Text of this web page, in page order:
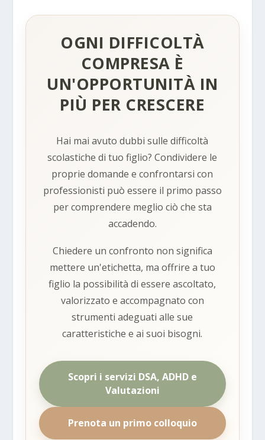
OGNI DIFFICOLTÀ
COMPRESA È
UN'OPPORTUNITÀ IN
PIÙ PER CRESCERE
Hai mai avuto dubbi sulle difficoltà
scolastiche di tuo figlio? Condividere le
proprie domande e confrontarsi con
professionisti può essere il primo passo
per comprendere meglio ciò che sta
accadendo.
Chiedere un confronto non significa
mettere un'etichetta, ma offrire a tuo
figlio la possibilità di essere ascoltato,
valorizzato e accompagnato con
strumenti adeguati alle sue
caratteristiche e ai suoi bisogni.
Scopri i servizi DSA, ADHD e
Valutazioni
Prenota un primo colloquio